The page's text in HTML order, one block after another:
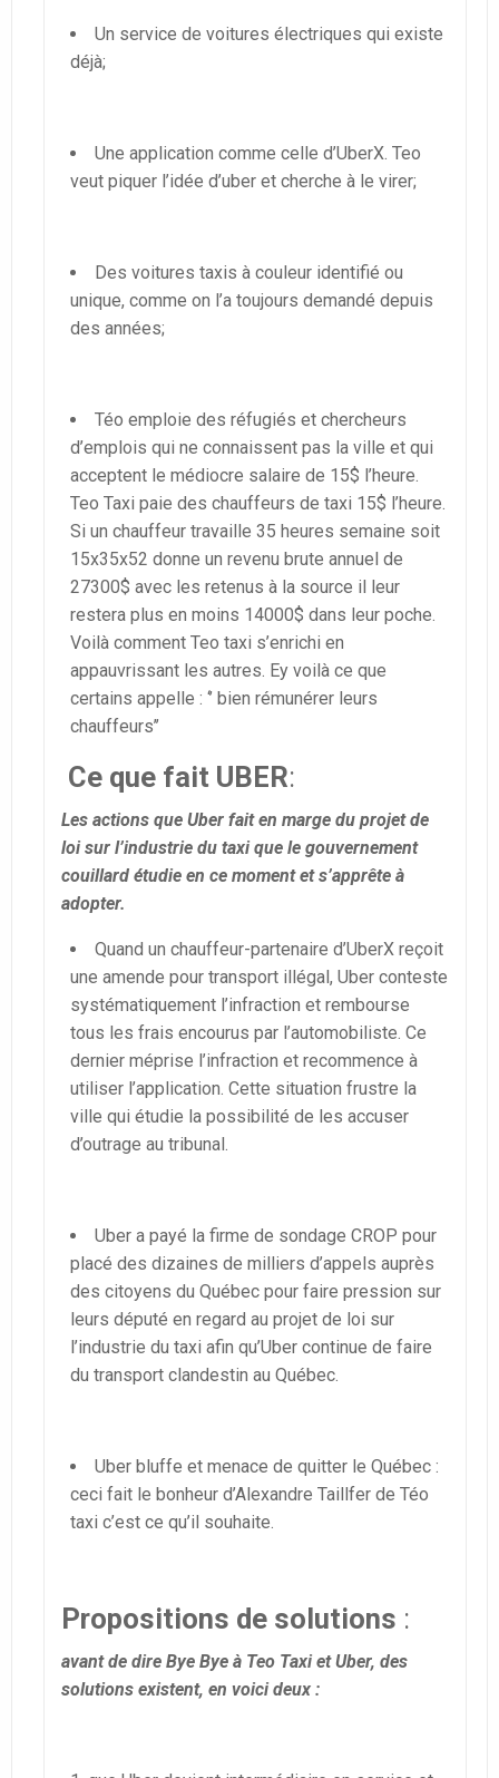
Un service de voitures électriques qui existe
déjà;
Une application comme celle d’UberX. Teo
veut piquer l’idée d’uber et cherche à le virer;
Des voitures taxis à couleur identifié ou
unique, comme on l’a toujours demandé depuis
des années;
Téo emploie des réfugiés et chercheurs
d’emplois qui ne connaissent pas la ville et qui
acceptent le médiocre salaire de 15$ l’heure.
Teo Taxi paie des chauffeurs de taxi 15$ l’heure.
Si un chauffeur travaille 35 heures semaine soit
15x35x52 donne un revenu brute annuel de
27300$ avec les retenus à la source il leur
restera plus en moins 14000$ dans leur poche.
Voilà comment Teo taxi s’enrichi en
appauvrissant les autres. Ey voilà ce que
certains appelle : ‘’ bien rémunérer leurs
chauffeurs’’
Ce que fait UBER:
Les actions que Uber fait en marge du projet de
loi sur l’industrie du taxi que le gouvernement
couillard étudie en ce moment et s’apprête à
adopter.
Quand un chauffeur-partenaire d’UberX reçoit
une amende pour transport illégal, Uber conteste
systématiquement l’infraction et rembourse
tous les frais encourus par l’automobiliste. Ce
dernier méprise l’infraction et recommence à
utiliser l’application. Cette situation frustre la
ville qui étudie la possibilité de les accuser
d’outrage au tribunal.
Uber a payé la firme de sondage CROP pour
placé des dizaines de milliers d’appels auprès
des citoyens du Québec pour faire pression sur
leurs député en regard au projet de loi sur
l’industrie du taxi afin qu’Uber continue de faire
du transport clandestin au Québec.
Uber bluffe et menace de quitter le Québec :
ceci fait le bonheur d’Alexandre Taillfer de Téo
taxi c’est ce qu’il souhaite.
Propositions de solutions :
avant de dire Bye Bye à Teo Taxi et Uber, des
solutions existent, en voici deux :